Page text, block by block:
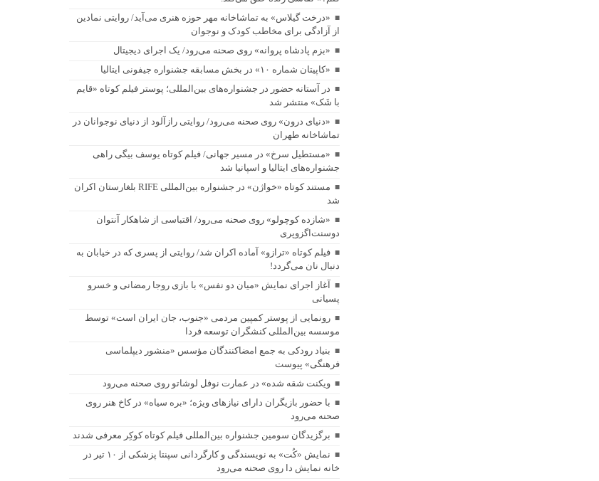
«درخت گیلاس» به تماشاخانه مهر حوزه هنری می‌آید/ روایتی نمادین
از آزادگی برای مخاطب کودک و نوجوان
«بزم پادشاه پروانه» روی صحنه می‌رود/ یک اجرای دیجیتال
«کاپیتان شماره ۱۰» در بخش مسابقه جشنواره جیفونی ایتالیا
در آستانه حضور در جشنواره‌های بین‌المللی؛ پوستر فیلم کوتاه «قایم
با شَک» منتشر شد
«دنیای درون» روی صحنه می‌رود/ روایتی رازآلود از دنیای نوجوانان در
تماشاخانه طهران
«مستطیل سرخ» در مسیر جهانی/ فیلم کوتاه یوسف بیگی راهی
جشنواره‌های ایتالیا و اسپانیا شد
مستند کوتاه «خواژن» در جشنواره بین‌المللی RIFE بلغارستان اکران
شد
«شازده کوچولو» روی صحنه می‌رود/ اقتباسی از شاهکار آنتوان
دوسنت‌اگزوپری
فیلم کوتاه «ترازو» آماده اکران شد/ روایتی از پسری که در خیابان به
دنبال نان می‌گردد!
آغاز اجرای نمایش «میان دو نفس» با بازی روجا رمضانی و خسرو
پسیانی
رونمایی از پوستر کمپین مردمی «جنوب، جان ایران است» توسط
موسسه بین‌المللی کنشگران توسعه فردا
بنیاد رودکی به جمع امضاکنندگان مؤسس «منشور دیپلماسی
فرهنگی» پیوست
ویکنت شقه شده» در عمارت نوفل لوشاتو روی صحنه می‌رود
با حضور بازیگران دارای نیازهای ویژه؛ «بره سیاه» در کاخ هنر روی
صحنه می‌رود
برگزیدگان سومین جشنواره بین‌المللی فیلم کوتاه کوکِر معرفی شدند
نمایش «کُت» به نویسندگی و کارگردانی سپنتا پزشکی از ۱۰ تیر در
خانه نمایش دا روی صحنه می‌رود